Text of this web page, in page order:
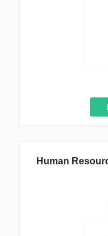
Human